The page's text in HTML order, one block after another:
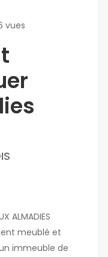
vues
ALMADIES
meublé et
immeuble de